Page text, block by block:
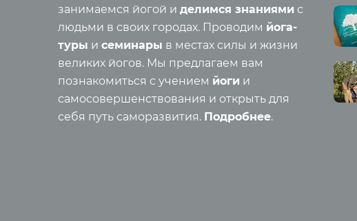
Семинары
Семинары клуба OUM.RU
Рассказы о семинарах
Фото семинаров
Випассана
Фото випассаны
Реинкарнация
Основы йоги
Медитация
Мантры
занимаемся йогой и делимся знаниями с
людьми в своих городах. Проводим йога-
туры и семинары в местах силы и жизни
великих йогов. Мы предлагаем вам
познакомиться с учением йоги и
самосовершенствования и открыть для
себя путь саморазвития. Подробнее.